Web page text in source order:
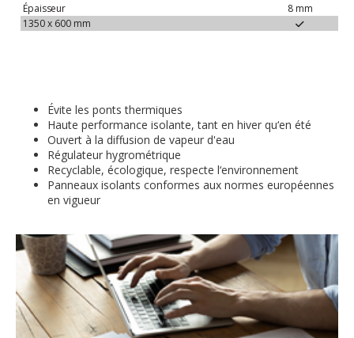
Épaisseur 8 mm
1350 x 600 mm
Évite les ponts thermiques
Haute performance isolante, tant en hiver qu‘en été
Ouvert à la diffusion de vapeur d'eau
Régulateur hygrométrique
Recyclable, écologique, respecte l‘environnement
Panneaux isolants conformes aux normes européennes
en vigueur